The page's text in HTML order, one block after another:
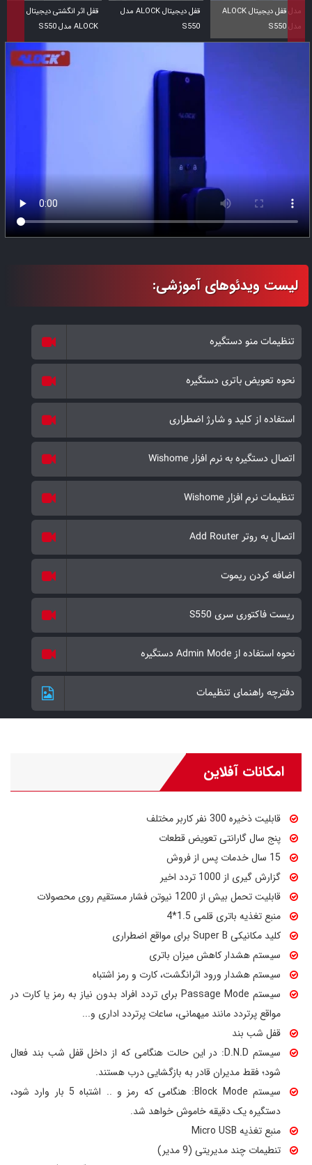
مدل قفل دیجیتال ALOCK
مدل S550
قفل دیجیتال ALOCK مدل
S550
قفل اثر انگشتی دیجیتال
ALOCK مدل S550
تنظیمات منو دستگیره
نحوه تعویض باتری دستگیره
استفاده از کلید و شارژ اضطراری
اتصال دستگیره به نرم افزار Wishome
تنظیمات نرم افزار Wishome
اتصال به روتر Add Router
اضافه کردن ریموت
ریست فاکتوری سری S550
نحوه استفاده از Admin Mode دستگیره
دفترچه راهنمای تنظیمات
امکانات آفلاین
قابلیت ذخیره 300 نفر کاربر مختلف
پنج سال گارانتی تعویض قطعات
15 سال خدمات پس از فروش
گزارش گیری از 1000 تردد اخیر
قابلیت تحمل بیش از 1200 نیوتن فشار مستقیم روی محصولات
منبع تغذیه باتری قلمی 1.5*4
کلید مکانیکی Super B برای مواقع اضطراری
سیستم هشدار کاهش میزان باتری
سیستم هشدار ورود اثرانگشت، کارت و رمز اشتباه
سیستم Passage Mode برای تردد افراد بدون نیاز به رمز یا کارت در
مواقع پرتردد مانند میهمانی، ساعات پرتردد اداری و...
قفل شب بند
سیستم D.N.D: در این حالت هنگامی که از داخل قفل شب بند فعال
شود؛ فقط مدیران قادر به بازگشایی درب هستند.
سیستم Block Mode: هنگامی که رمز و .. اشتباه 5 بار وارد شود،
دستگیره یک دقیقه خاموش خواهد شد.
منبع تغذیه Micro USB
تنطیمات چند مدیریتی (9 مدیر)